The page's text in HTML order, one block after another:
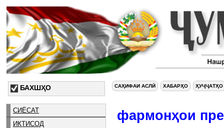
БАХШҲО
СИЁСАТ
ИҚТИСОД
САҲИФАИ АСЛӢ ХАБАРҲО ҲУҶҶАТҲО
фармонҳои